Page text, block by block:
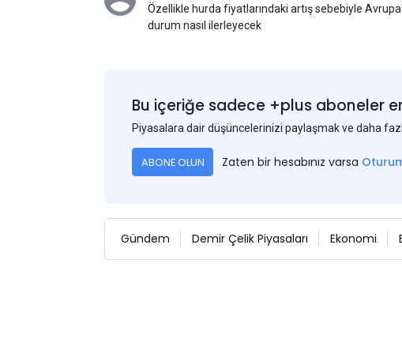
Özellikle hurda fiyatlarındaki artış sebebiyle
durum nasıl ilerleyecek
Bu içeriğe sadece +plus aboneler
Piyasalara dair düşüncelerinizi paylaşmak ve daha
ABONE OLUN Zaten bir hesabınız varsa
Gündem Demir Çelik Piyasaları Ekonomi